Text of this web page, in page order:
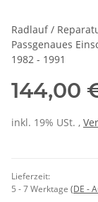
Radlauf /
Passgenaues
1982 - 1991
144,00
inkl. 19% USt. ,
Lieferzeit:
5 - 7 Werktage (DE -